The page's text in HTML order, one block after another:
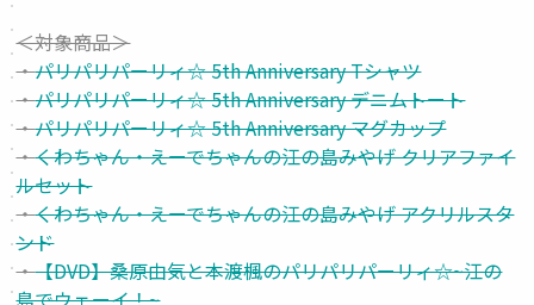
＜対象商品＞
・パリパリパーリィ☆ 5th Anniversary Tシャツ
・パリパリパーリィ☆ 5th Anniversary デニムトート
・パリパリパーリィ☆ 5th Anniversary マグカップ
・くわちゃん・えーでちゃんの江の島みやげ クリアファイ
ルセット
・くわちゃん・えーでちゃんの江の島みやげ アクリルスタ
ンド
・【DVD】桑原由気と本渡楓のパリパリパーリィ☆~江の
島でウェーイ！~